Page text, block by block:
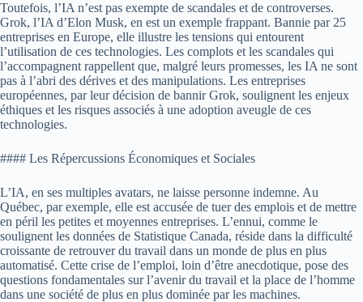
Toutefois, l’IA n’est pas exempte de scandales et de controverses.
Grok, l’IA d’Elon Musk, en est un exemple frappant. Bannie par 25
entreprises en Europe, elle illustre les tensions qui entourent
l’utilisation de ces technologies. Les complots et les scandales qui
l’accompagnent rappellent que, malgré leurs promesses, les IA ne sont
pas à l’abri des dérives et des manipulations. Les entreprises
européennes, par leur décision de bannir Grok, soulignent les enjeux
éthiques et les risques associés à une adoption aveugle de ces
technologies.
#### Les Répercussions Économiques et Sociales
L’IA, en ses multiples avatars, ne laisse personne indemne. Au
Québec, par exemple, elle est accusée de tuer des emplois et de mettre
en péril les petites et moyennes entreprises. L’ennui, comme le
soulignent les données de Statistique Canada, réside dans la difficulté
croissante de retrouver du travail dans un monde de plus en plus
automatisé. Cette crise de l’emploi, loin d’être anecdotique, pose des
questions fondamentales sur l’avenir du travail et la place de l’homme
dans une société de plus en plus dominée par les machines.